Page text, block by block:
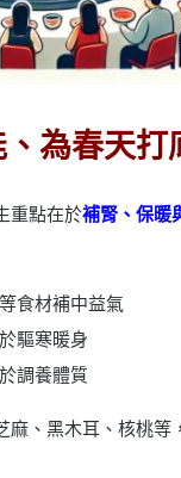
為春天打
重點在於補腎、保暖
食材補中益氣
驅寒暖身
調養體質
麻、黑木耳、核桃